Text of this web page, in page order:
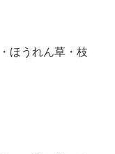
ほうれん草・枝